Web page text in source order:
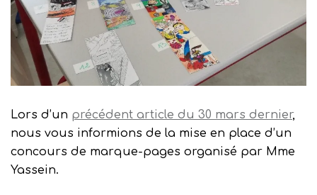
Lors d’un précédent article du 30 mars dernier,
nous vous informions de la mise en place d’un
concours de marque-pages organisé par Mme
Yassein.